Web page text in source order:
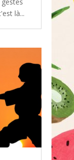
là...